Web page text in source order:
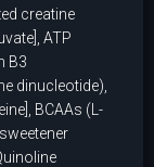
creatine
ATP
B3
dinucleotide),
BCAAs (L-